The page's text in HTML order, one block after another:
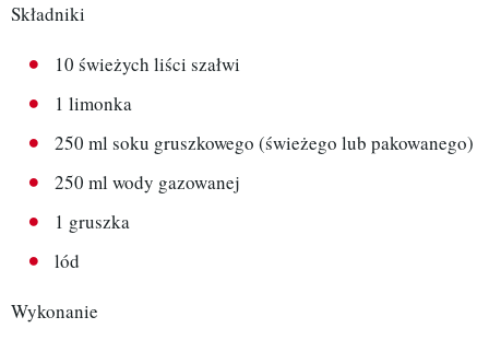
Składniki
10 świeżych liści szałwi
1 limonka
250 ml soku gruszkowego (świeżego lub pakowanego)
250 ml wody gazowanej
1 gruszka
lód
Wykonanie